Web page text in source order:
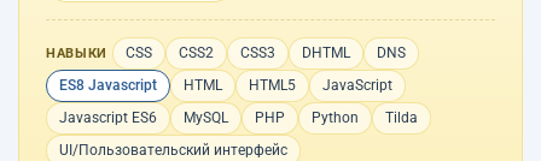
НАВЫКИ CSS CSS2 CSS3 DHTML
DNS
ES8 Javascript
HTML HTML5
JavaScript
Javascript ES6
MySQL PHP Python
Tilda
UI/Пользовательский интерфейс